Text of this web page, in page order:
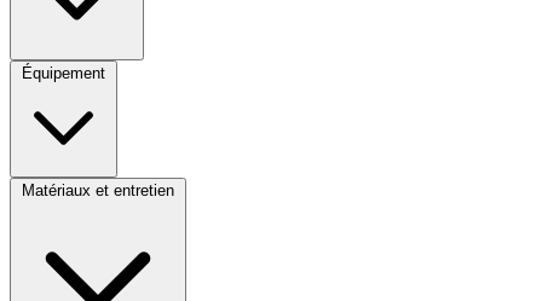
Équipement
Matériaux et entretien